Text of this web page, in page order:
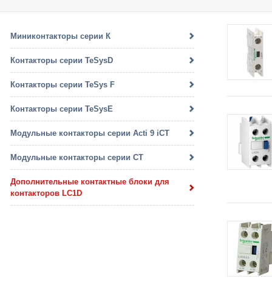
Миниконтакторы серии К
Контакторы серии TeSysD
Контакторы серии TeSys F
Контакторы серии TeSysE
Модульные контакторы серии Acti 9 iCT
Модульные контакторы серии CT
Дополнительные контактные блоки для
контакторов LC1D